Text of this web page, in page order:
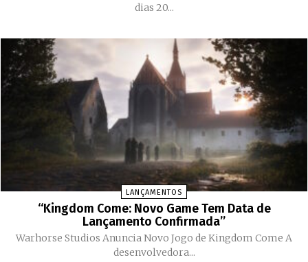
dias 20...
LANÇAMENTOS
“Kingdom Come: Novo Game Tem Data de
Lançamento Confirmada”
Warhorse Studios Anuncia Novo Jogo de Kingdom Come A
desenvolvedora...